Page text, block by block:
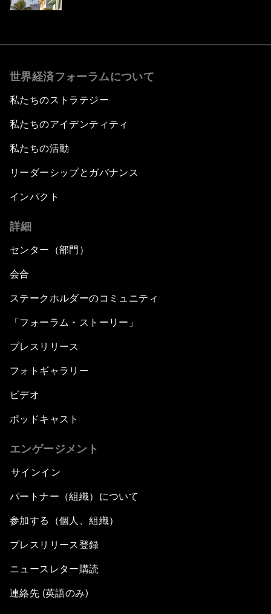
世界経済フォーラムについて
私たちのストラテジー
私たちのアイデンティティ
私たちの活動
リーダーシップとガバナンス
インパクト
詳細
センター（部門）
会合
ステークホルダーのコミュニティ
「フォーラム・ストーリー」
プレスリリース
フォトギャラリー
ビデオ
ポッドキャスト
エンゲージメント
サインイン
パートナー（組織）について
参加する（個人、組織）
プレスリリース登録
ニュースレター購読
連絡先 (英語のみ)